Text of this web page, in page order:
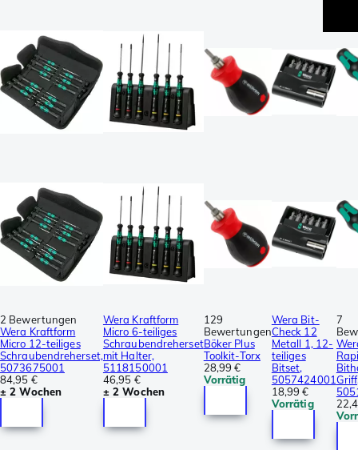
2 Bewertungen
Wera Kraftform
Micro 12-teiliges
Schraubendreherset,
5073675001
84,95 €
± 2 Wochen
Wera Kraftform
Micro 6-teiliges
Schraubendreherset
mit Halter,
5118150001
46,95 €
± 2 Wochen
129
Bewertungen
Böker Plus
Toolkit-Torx
28,99 €
Vorrätig
Wera Bit-
Check 12
Metall 1, 12-
teiliges
Bitset,
5057424001
18,99 €
Vorrätig
7